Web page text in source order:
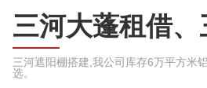
三河大蓬租借
三河遮阳棚搭建,我公司库存6万平方米
选。